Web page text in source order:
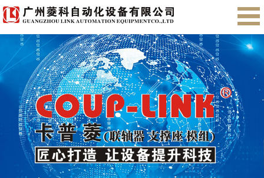
首页 关于我们 产品展示 售后服务
会员注册
English